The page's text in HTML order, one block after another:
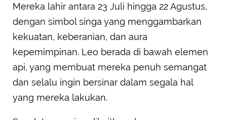
Mereka lahir antara 23 Juli hingga 22 Agustus,
dengan simbol singa yang menggambarkan
kekuatan, keberanian, dan aura
kepemimpinan. Leo berada di bawah elemen
api, yang membuat mereka penuh semangat
dan selalu ingin bersinar dalam segala hal
yang mereka lakukan.